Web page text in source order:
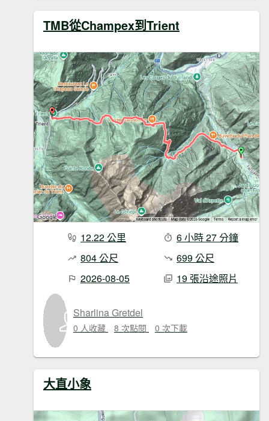
TMB從Champex到Trient
12.22 公里
6 小時 27 分鐘
804 公尺
699 公尺
2026-08-05
19 張沿途照片
Sharlina Gretdel
0 人收藏 8 次點閱 0 次下載
大直小象